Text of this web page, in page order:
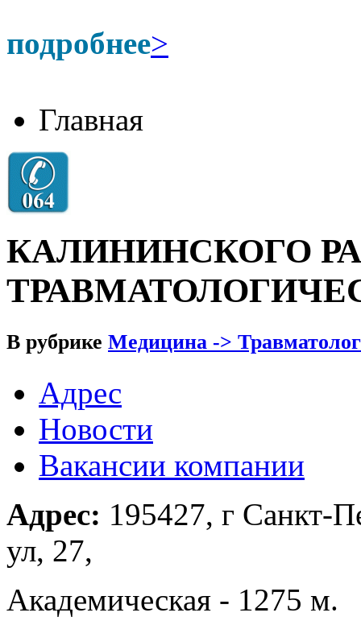
подробнее>
Главная
КАЛИНИНСКОГО
В рубрике Медицина ->
Адрес
Новости
Вакансии компании
Адрес: 195427, г Санкт-
ул, 27,
Академическая - 1275 м.